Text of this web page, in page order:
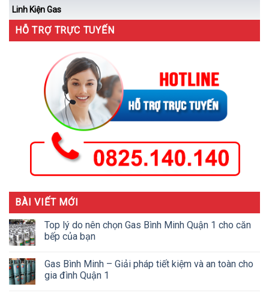
Linh Kiện Gas
HỖ TRỢ TRỰC TUYẾN
BÀI VIẾT MỚI
Top lý do nên chọn Gas Bình Minh Quận 1 cho căn
bếp của bạn
Gas Bình Minh – Giải pháp tiết kiệm và an toàn cho
gia đình Quận 1